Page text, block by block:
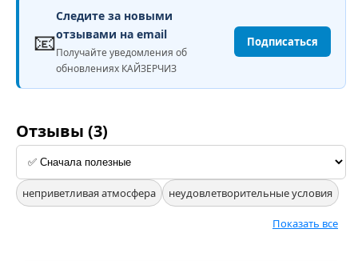
📧
Следите за новыми
отзывами на email
Получайте уведомления об
обновлениях КАЙЗЕРЧИЗ
Подписаться
Отзывы (3)
неприветливая атмосфера неудовлетворительные условия
Показать все